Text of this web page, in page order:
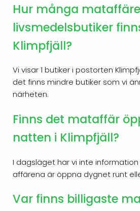
Hur många
livsmedelsbutiker
Klimpfjäll?
Vi visar 1 butiker i postorten
det finns mindre butiker som vi
närheten.
Finns det mataffär
natten i Klimpfjäll?
I dagsläget har vi inte
affärena är öppna dygnet runt
Var finns billigaste